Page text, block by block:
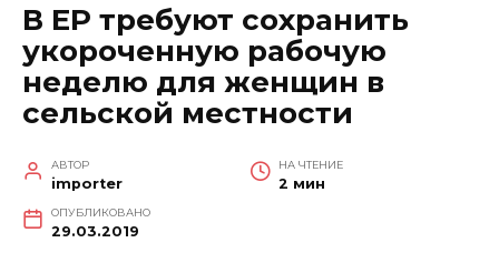
В ЕР требуют сохранить
укороченную рабочую
неделю для женщин в
сельской местности
АВТОР
importer
НА ЧТЕНИЕ
2 мин
ОПУБЛИКОВАНО
29.03.2019